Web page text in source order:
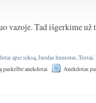
vazoje. Tad išgerkime už
apie seksą,Juodas humoras,Tostai,
paskelbė anekdotai Anekdotas